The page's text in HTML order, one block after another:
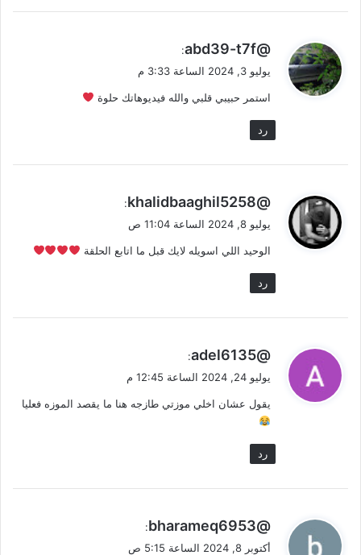
ي
ل
@abd39-t7f
:
يوليو 3, 2024 الساعة 3:33 م
استمر حبيبي قلبي والله فيديوهاتك حلوة
رد
ي
ل
@khalidbaaghil5258
:
يوليو 8, 2024 الساعة 11:04 ص
الوحيد اللي اسويله لايك قبل ما اتابع الحلقة
رد
ي
ل
@adel6135
:
يوليو 24, 2024 الساعة 12:45 م
يقول عشان اخلي موزتي طازجه هنا ما يقصد الموزه فعليا
رد
ي
ق
@bharameq6953
:
أكتوبر 8, 2024 الساعة 5:15 ص